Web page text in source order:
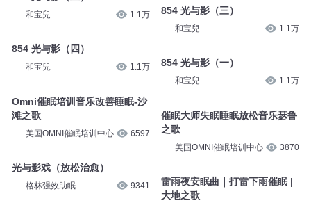
和宝兒 1.1万
854 光与影（四）
和宝兒 1.1万
Omni催眠培训音乐改善睡眠-沙
滩之歌
美国OMNI催眠培训中心 6597
光与影戏（放松治愈）
格林强效助眠 9341
854 光与影（三）
和宝兒 1.1万
854 光与影（一）
和宝兒 1.1万
催眠大师失眠睡眠放松音乐瑟鲁
之歌
美国OMNI催眠培训中心 3870
雷雨夜安眠曲｜打雷下雨催眠 |
大地之歌